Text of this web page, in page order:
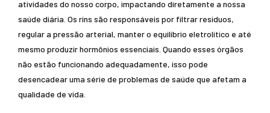
atividades do nosso corpo, impactando diretamente a nossa
saúde diária. Os rins são responsáveis por filtrar resíduos,
regular a pressão arterial, manter o equilíbrio eletrolítico e até
mesmo produzir hormônios essenciais. Quando esses órgãos
não estão funcionando adequadamente, isso pode
desencadear uma série de problemas de saúde que afetam a
qualidade de vida.